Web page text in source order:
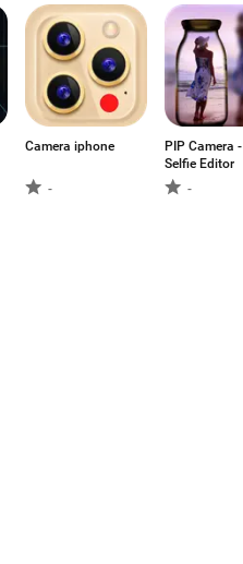
Camera iphone
-
PIP Camera -
Selfie Editor
-